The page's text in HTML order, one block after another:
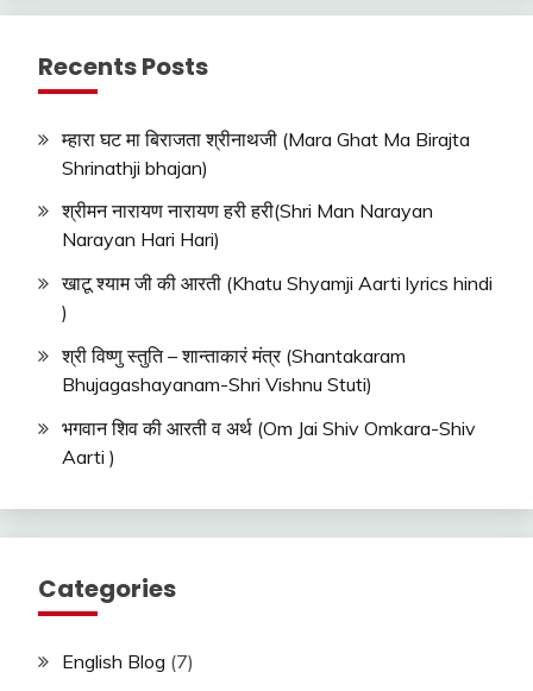
Recents Posts
म्हारा घट मा बिराजता श्रीनाथजी (Mara Ghat Ma Birajta
Shrinathji bhajan)
श्रीमन नारायण नारायण हरी हरी(Shri Man Narayan
Narayan Hari Hari)
खाटू श्याम जी की आरती (Khatu Shyamji Aarti lyrics hindi
)
श्री विष्णु स्तुति – शान्ताकारं मंत्र (Shantakaram
Bhujagashayanam-Shri Vishnu Stuti)
भगवान शिव की आरती व अर्थ (Om Jai Shiv Omkara-Shiv
Aarti )
Categories
English Blog (7)